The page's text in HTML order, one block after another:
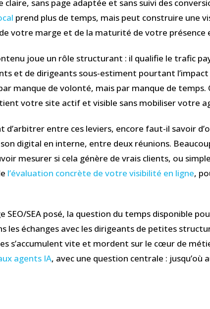
claire, sans page adaptée et sans suivi des
prend plus de temps, mais peut construire une
votre marge et de la maturité de votre présence
joue un rôle structurant : il qualifie le trafic
et de dirigeants sous-estiment pourtant
manque de volonté, mais par manque de temps.
votre site actif et visible sans mobiliser votre
d’arbitrer entre ces leviers, encore faut-il savoir
digital en interne, entre deux réunions.
mesurer si cela génère de vrais clients, ou
l’évaluation concrète de votre visibilité en ligne,
SEO/SEA posé, la question du temps disponible
les échanges avec les dirigeants de petites
s’accumulent vite et mordent sur le cœur de
agents IA, avec une question centrale :